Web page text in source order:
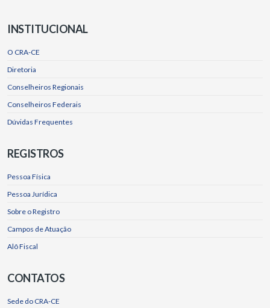
INSTITUCIONAL
O CRA-CE
Diretoria
Conselheiros Regionais
Conselheiros Federais
Dúvidas Frequentes
REGISTROS
Pessoa Física
Pessoa Jurídica
Sobre o Registro
Campos de Atuação
Alô Fiscal
CONTATOS
Sede do CRA-CE